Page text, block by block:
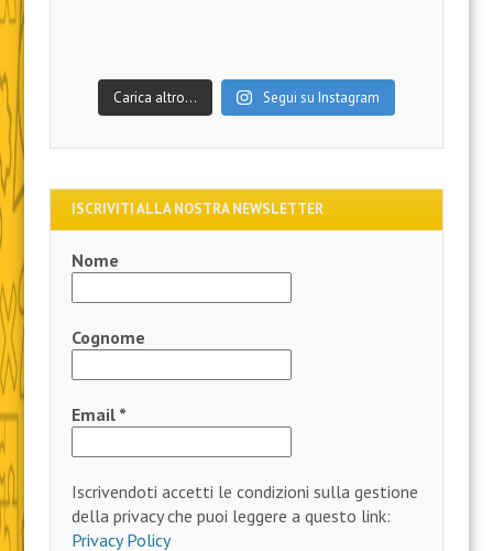
Carica altro… Segui su Instagram
ISCRIVITI ALLA NOSTRA NEWSLETTER
Nome
Cognome
Email *
Iscrivendoti accetti le condizioni sulla gestione
della privacy che puoi leggere a questo link:
Privacy Policy